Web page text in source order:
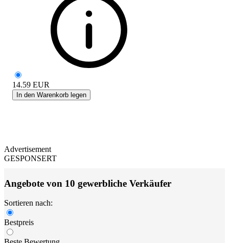
14.59 EUR
In den Warenkorb legen
Advertisement
GESPONSERT
Angebote von 10 gewerbliche Verkäufer
Sortieren nach:
Bestpreis